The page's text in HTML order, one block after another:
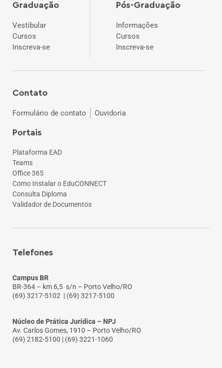
Graduação
Vestibular
Cursos
Inscreva-se
Pós-Graduação
Informações
Cursos
Inscreva-se
Contato
Formulário de contato Ouvidoria
Portais
Plataforma EAD
Teams
Office 365
Como Instalar o EduCONNECT
Consulta Diploma
Validador de Documentos
Telefones
Campus BR
BR-364 – km 6,5 s/n – Porto Velho/RO
(69) 3217-5102 | (69) 3217-5100
Núcleo de Prática Jurídica – NPJ
Av. Carlos Gomes, 1910 – Porto Velho/RO
(69) 2182-5100 | (69) 3221-1060